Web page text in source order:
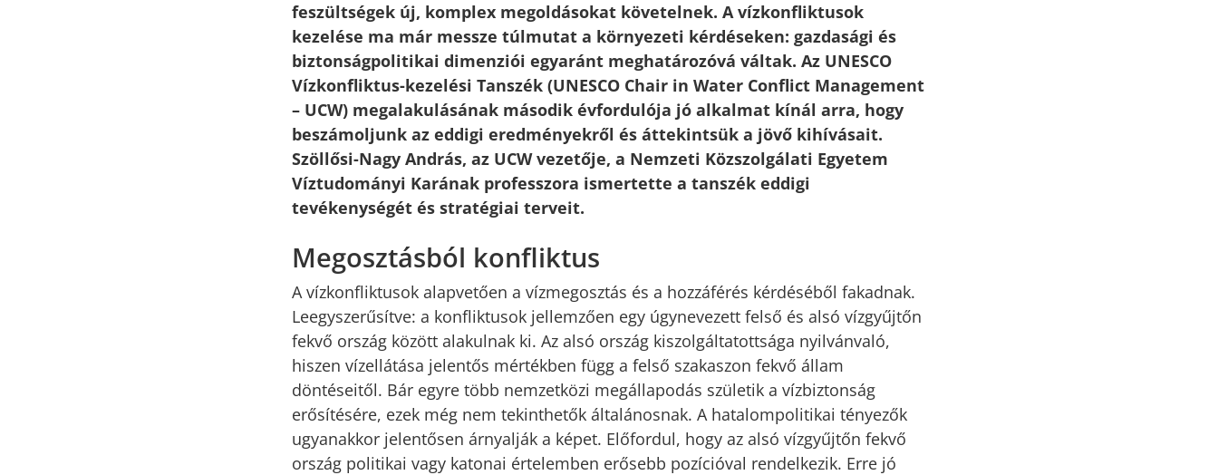
feszültségek új, komplex megoldásokat követelnek. A vízkonfliktusok
kezelése ma már messze túlmutat a környezeti kérdéseken: gazdasági és
biztonságpolitikai dimenziói egyaránt meghatározóvá váltak. Az UNESCO
Vízkonfliktus-kezelési Tanszék (UNESCO Chair in Water Conflict Management
– UCW) megalakulásának második évfordulója jó alkalmat kínál arra, hogy
beszámoljunk az eddigi eredményekről és áttekintsük a jövő kihívásait.
Szöllősi-Nagy András, az UCW vezetője, a Nemzeti Közszolgálati Egyetem
Víztudományi Karának professzora ismertette a tanszék eddigi
tevékenységét és stratégiai terveit.
Megosztásból konfliktus
A vízkonfliktusok alapvetően a vízmegosztás és a hozzáférés kérdéséből fakadnak.
Leegyszerűsítve: a konfliktusok jellemzően egy úgynevezett felső és alsó vízgyűjtőn
fekvő ország között alakulnak ki. Az alsó ország kiszolgáltatottsága nyilvánvaló,
hiszen vízellátása jelentős mértékben függ a felső szakaszon fekvő állam
döntéseitől. Bár egyre több nemzetközi megállapodás születik a vízbiztonság
erősítésére, ezek még nem tekinthetők általánosnak. A hatalompolitikai tényezők
ugyanakkor jelentősen árnyalják a képet. Előfordul, hogy az alsó vízgyűjtőn fekvő
ország politikai vagy katonai értelemben erősebb pozícióval rendelkezik. Erre jó